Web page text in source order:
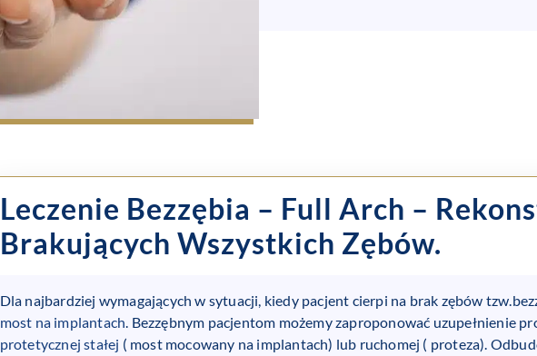
Leczenie Bezzębia – Full Arch –
Brakujących Wszystkich Zębów.
Dla najbardziej wymagających w sytuacji, kiedy pacjent cierpi na brak zębów
most na implantach. Bezzębnym pacjentom możemy zaproponować uzupełnienie
protetycznej stałej ( most mocowany na implantach) lub ruchomej ( proteza).